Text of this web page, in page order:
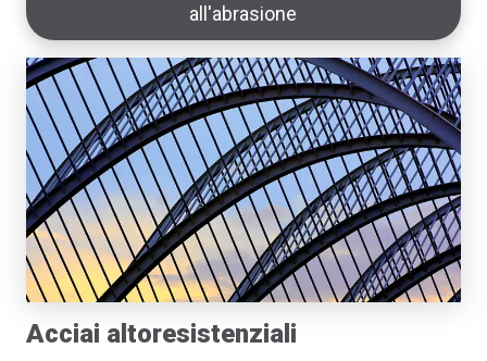
all'abrasione
Acciai altoresistenziali